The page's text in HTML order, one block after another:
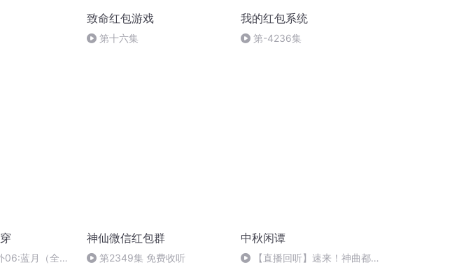
致命红包游戏
第十六集
我的红包系统
第-4236集
06:蓝月（全书
神仙微信红包群
第2349集 免费收听
中秋闲谭
【直播回听】速来！神曲都会